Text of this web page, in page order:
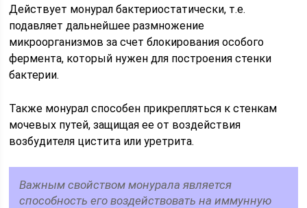
Действует монурал бактериостатически, т.е.
подавляет дальнейшее размножение
микроорганизмов за счет блокирования особого
фермента, который нужен для построения стенки
бактерии.
Также монурал способен прикрепляться к стенкам
мочевых путей, защищая ее от воздействия
возбудителя цистита или уретрита.
Важным свойством монурала является
способность его воздействовать на иммунную